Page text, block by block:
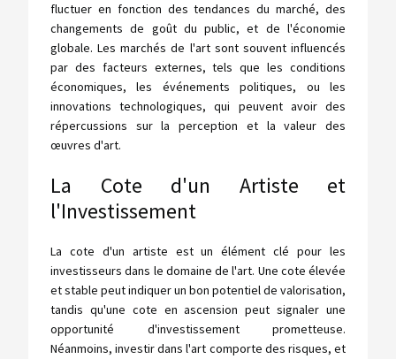
fluctuer en fonction des tendances du marché, des
changements de goût du public, et de l'économie
globale. Les marchés de l'art sont souvent influencés
par des facteurs externes, tels que les conditions
économiques, les événements politiques, ou les
innovations technologiques, qui peuvent avoir des
répercussions sur la perception et la valeur des
œuvres d'art.
La Cote d'un Artiste et
l'Investissement
La cote d'un artiste est un élément clé pour les
investisseurs dans le domaine de l'art. Une cote élevée
et stable peut indiquer un bon potentiel de valorisation,
tandis qu'une cote en ascension peut signaler une
opportunité d'investissement prometteuse.
Néanmoins, investir dans l'art comporte des risques, et